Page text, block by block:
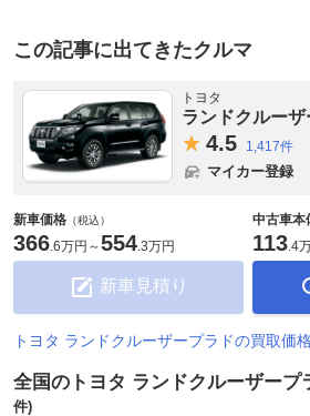
この記事に出てきたクルマ
トヨタ
ランドクルーザ
4.5 1,417件
マイカー登録
新車価格 （税込）
366 6万円 ～554 3万円
新車見積り
中古車本
113 4
トヨタ ランドクルーザープラドの買取価
全国のトヨタ ランドクルーザープ
件)